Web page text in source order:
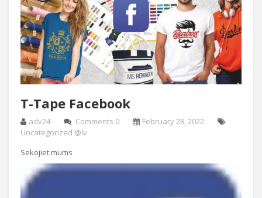
T-Tape Facebook
adv24 Comments 0
February 28, 2022
Uncategorized @lv
Sekojiet mums